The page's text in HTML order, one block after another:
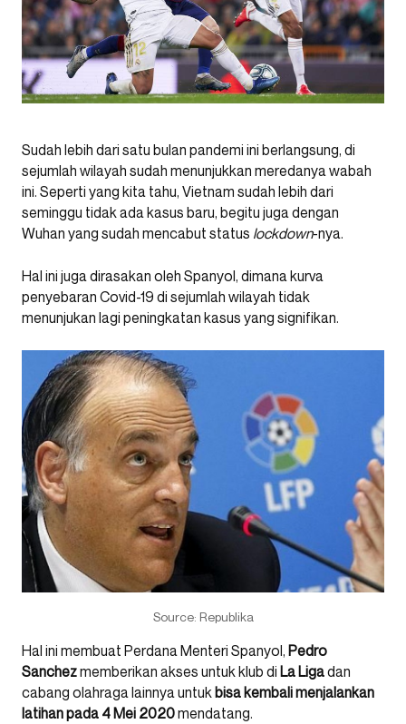
Sudah lebih dari satu bulan pandemi ini berlangsung, di
sejumlah wilayah sudah menunjukkan meredanya wabah
ini. Seperti yang kita tahu, Vietnam sudah lebih dari
seminggu tidak ada kasus baru, begitu juga dengan
Wuhan yang sudah mencabut status lockdown-nya.
Hal ini juga dirasakan oleh Spanyol, dimana kurva
penyebaran Covid-19 di sejumlah wilayah tidak
menunjukan lagi peningkatan kasus yang signifikan.
Source: Republika
Hal ini membuat Perdana Menteri Spanyol, Pedro
Sanchezmemberikan akses untuk klub di La Ligadan
cabang olahraga lainnya untuk bisa kembali menjalankan
latihan pada 4 Mei 2020mendatang.